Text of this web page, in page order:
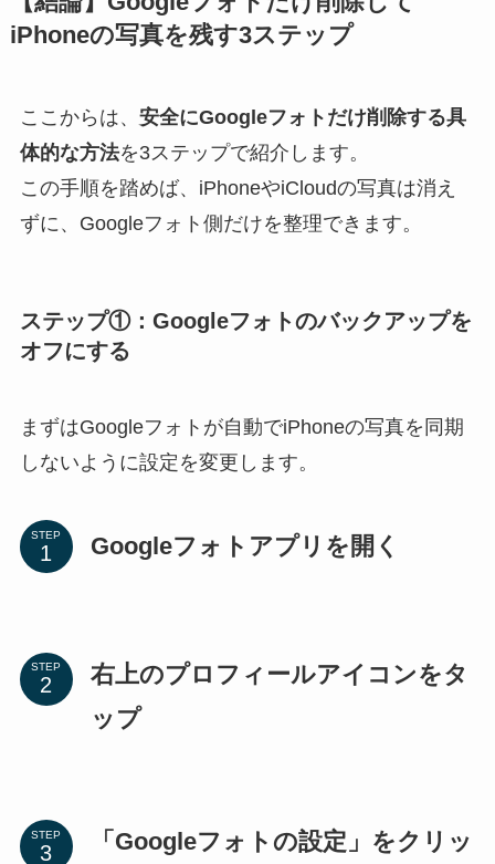
iPhoneの写真を残す3ステップ
ここからは、 安全にGoogleフォトだけ削除する具
体的な方法を3ステップで紹介します。
この手順を踏めば、iPhoneやiCloudの写真は消え
ずに、Googleフォト側だけを整理できます。
ステップ①：Googleフォトのバックアップを
オフにする
まずはGoogleフォトが自動でiPhoneの写真を同期
しないように設定を変更します。
STEP Googleフォトアプリを開く
STEP
右上のプロフィールアイコンをタ
ップ
STEP 「Googleフォトの設定」をクリッ